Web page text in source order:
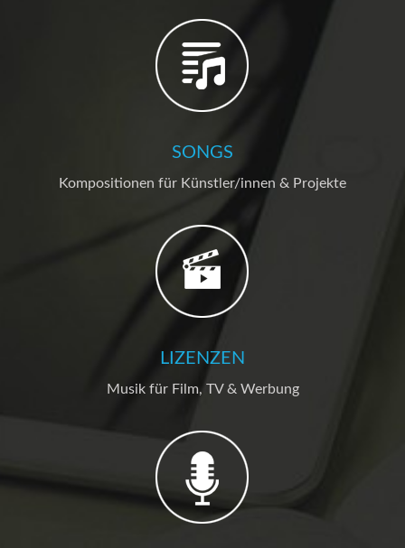
SONGS
Kompositionen für Künstler/innen & Projekte
LIZENZEN
Musik für Film, TV & Werbung